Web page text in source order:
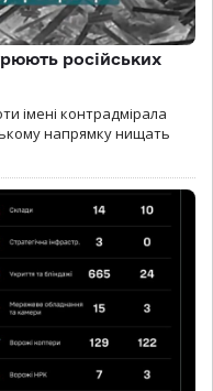
російських
імені контрадмірала
напрямку нищать